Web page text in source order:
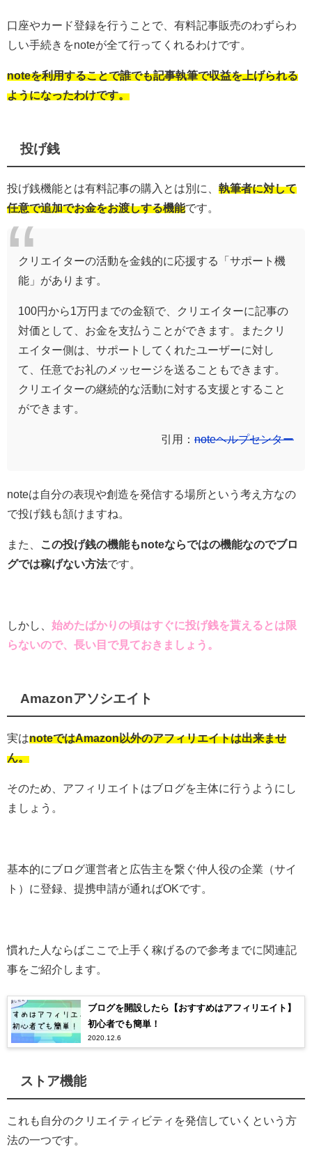
口座やカード登録を行うことで、有料記事販売のわずらわ
しい手続きをnoteが全て行ってくれるわけです。
noteを利用することで誰でも記事執筆で収益を上げられる
ようになったわけです。
投げ銭
投げ銭機能とは有料記事の購入とは別に、 執筆者に対して
任意で追加でお金をお渡しする機能です。
クリエイターの活動を金銭的に応援する「サポート機
能」があります。
100円から1万円までの金額で、クリエイターに記事の
対価として、お金を支払うことができます。またクリ
エイター側は、サポートしてくれたユーザーに対し
て、任意でお礼のメッセージを送ることもできます。
クリエイターの継続的な活動に対する支援とすること
ができます。
引用： noteヘルプセンター
noteは自分の表現や創造を発信する場所という考え方なの
で投げ銭も頷けますね。
また、
この投げ銭の機能もnoteならではの機能なのでブロ
グでは稼げない方法です。
しかし、 始めたばかりの頃はすぐに投げ銭を貰えるとは限
らないので、長い目で見ておきましょう。
Amazonアソシエイト
実はnoteではAmazon以外のアフィリエイトは出来ませ
ん。
そのため、アフィリエイトはブログを主体に行うようにし
ましょう。
基本的にブログ運営者と広告主を繋ぐ仲人役の企業（サイ
ト）に登録、 提携申請が通ればOKです。
慣れた人ならばここで上手く稼げるので参考までに関連記
事をご紹介します。
ブログを開設したら【おすすめはアフィリエイト】
初心者でも簡単！
2020.12.6
ストア機能
これも自分のクリエイティビティを発信していくという方
法の一つです。